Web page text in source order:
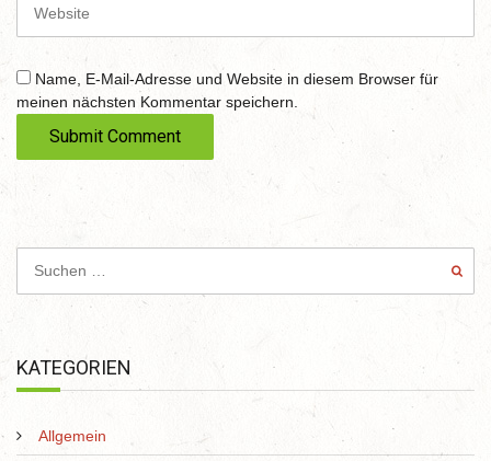
s
t
Name, E-Mail-Adresse und Website in diesem Browser für
meinen nächsten Kommentar speichern.
KATEGORIEN
Allgemein